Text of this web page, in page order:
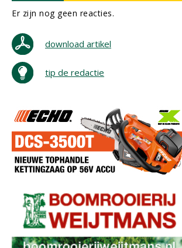
Er zijn nog geen reacties.
download artikel
tip de redactie